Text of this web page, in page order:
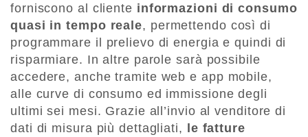
forniscono al cliente informazioni di consumo
quasi in tempo reale, permettendo così di
programmare il prelievo di energia e quindi di
risparmiare. In altre parole sarà possibile
accedere, anche tramite web e app mobile,
alle curve di consumo ed immissione degli
ultimi sei mesi. Grazie all’invio al venditore di
dati di misura più dettagliati, le fatture